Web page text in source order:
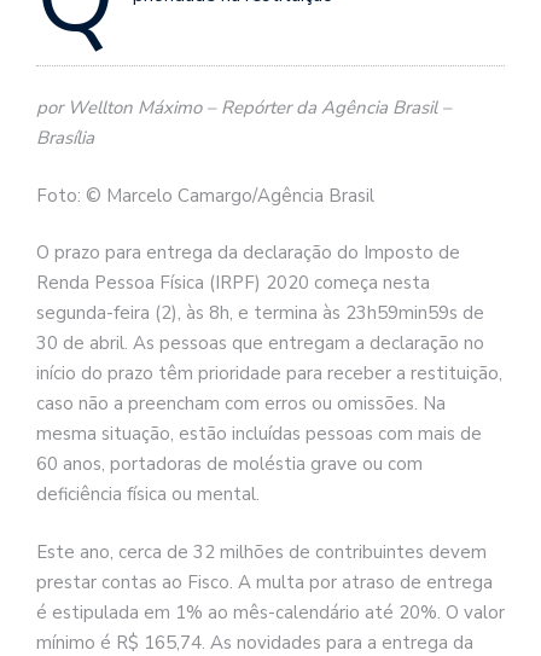
por Wellton Máximo – Repórter da Agência Brasil –
Brasília
Foto: © Marcelo Camargo/Agência Brasil
O prazo para entrega da declaração do Imposto de
Renda Pessoa Física (IRPF) 2020 começa nesta
segunda-feira (2), às 8h, e termina às 23h59min59s de
30 de abril. As pessoas que entregam a declaração no
início do prazo têm prioridade para receber a restituição,
caso não a preencham com erros ou omissões. Na
mesma situação, estão incluídas pessoas com mais de
60 anos, portadoras de moléstia grave ou com
deficiência física ou mental.
Este ano, cerca de 32 milhões de contribuintes devem
prestar contas ao Fisco. A multa por atraso de entrega
é estipulada em 1% ao mês-calendário até 20%. O valor
mínimo é R$ 165,74. As novidades para a entrega da